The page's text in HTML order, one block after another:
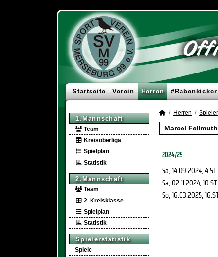
Startseite Verein Herren #Rabenkicker
1.Mannschaft
Team
Kreisoberliga
Spielplan
Statistik
2.Mannschaft
Team
2. Kreisklasse
Spielplan
Statistik
Spielerstatistik
Spiele
Herren
Marcel
2024/25
Sa, 14.09.2024, 4.ST
Sa, 02.11.2024, 10.ST
So, 16.03.2025,